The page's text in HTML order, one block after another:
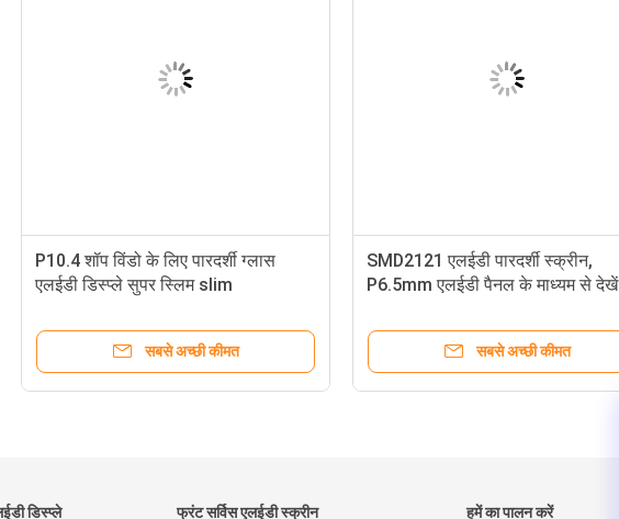
P10.4 शॉप विंडो के लिए पारदर्शी ग्लास
एलईडी डिस्प्ले सुपर स्लिम slim
सबसे अच्छी कीमत
SMD2121 एलईडी पारदर्शी स्क्रीन,
P6.5mm एलईडी पैनल के माध्यम से देखें
सबसे अच्छी कीमत
डिस्प्ले फ्रंट सर्विस एलईडी स्क्रीन हमें का पालन करें